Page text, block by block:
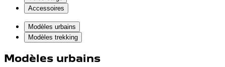
Accessoires
Modèles urbains
Modèles trekking
Modèles urbains